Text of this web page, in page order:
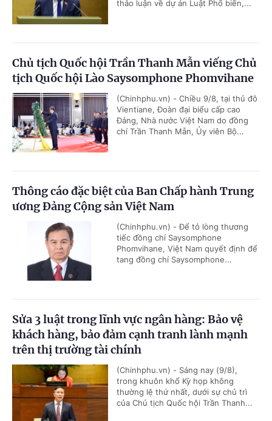
thảo luận về dự án Luật Phổ biến,...
Chủ tịch Quốc hội Trần Thanh Mẫn viếng Chủ
tịch Quốc hội Lào Saysomphone Phomvihane
(Chinhphu.vn) - Chiều 9/8, tại thủ đô
Vientiane, Đoàn đại biểu cấp cao
Đảng, Nhà nước Việt Nam do đồng
chí Trần Thanh Mẫn, Ủy viên Bộ...
Thông cáo đặc biệt của Ban Chấp hành Trung
ương Đảng Cộng sản Việt Nam
(Chinhphu.vn) - Để tỏ lòng thương
tiếc đồng chí Saysomphone
Phomvihane, Việt Nam quyết định để
tang đồng chí Saysomphone...
Sửa 3 luật trong lĩnh vực ngân hàng: Bảo vệ
khách hàng, bảo đảm cạnh tranh lành mạnh
trên thị trường tài chính
(Chinhphu.vn) - Sáng nay (9/8),
trong khuôn khổ Kỳ họp không
thường lệ thứ nhất, dưới sự chủ trì
của Chủ tịch Quốc hội Trần Thanh...